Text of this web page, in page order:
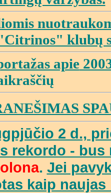
klubų
apie
2 d.,
rekordo - bus
. Jei
kaip naujas